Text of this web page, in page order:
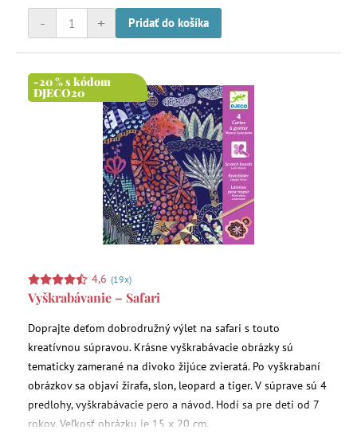
+
- Pridať do košíka
-20 % s kódom
DJECO20
4,6 (19x)
Vyškrabávanie – Safari
Doprajte deťom dobrodružný výlet na safari s touto
kreatívnou súpravou. Krásne vyškrabávacie obrázky sú
tematicky zamerané na divoko žijúce zvieratá. Po vyškrabaní
obrázkov sa objaví žirafa, slon, leopard a tiger. V súprave sú 4
predlohy, vyškrabávacie pero a návod. Hodí sa pre deti od 7
rokov. Veľkosť obrázku je 15 x 20 cm.